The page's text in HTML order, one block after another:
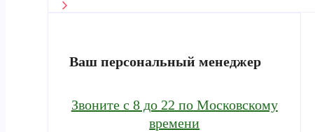
Ваш персональный менеджер
Звоните с 8 до 22 по Московскому
времени